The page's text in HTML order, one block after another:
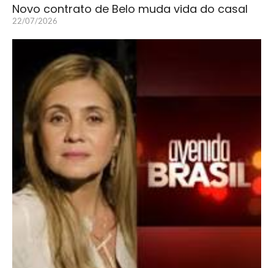
Novo contrato de Belo muda vida do casal
22/07/2026